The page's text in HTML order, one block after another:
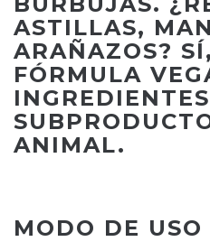
ASTILLAS,
ARAÑAZOS?
FÓRMULA
ANIMAL.
MODO DE USO